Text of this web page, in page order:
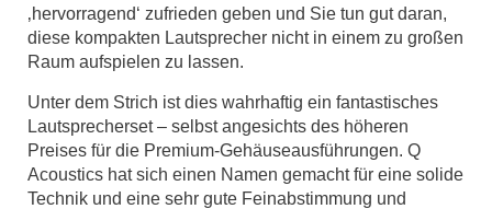
‚hervorragend‘ zufrieden geben und Sie tun gut daran,
diese kompakten Lautsprecher nicht in einem zu großen
Raum aufspielen zu lassen.
Unter dem Strich ist dies wahrhaftig ein fantastisches
Lautsprecherset – selbst angesichts des höheren
Preises für die Premium-Gehäuseausführungen. Q
Acoustics hat sich einen Namen gemacht für eine solide
Technik und eine sehr gute Feinabstimmung und